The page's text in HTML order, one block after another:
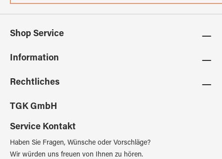
Shop Service
Information
Rechtliches
TGK GmbH
Service Kontakt
Haben Sie Fragen, Wünsche oder Vorschläge?
Wir würden uns freuen von Ihnen zu hören.